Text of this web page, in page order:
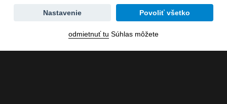
Zmena
dátumu
Povoliť všetko
Nastavenie
odmietnuť tu Súhlas môžete